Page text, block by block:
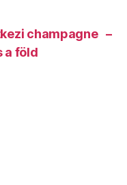
champagne –
a föld